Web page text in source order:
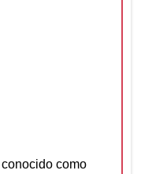
como